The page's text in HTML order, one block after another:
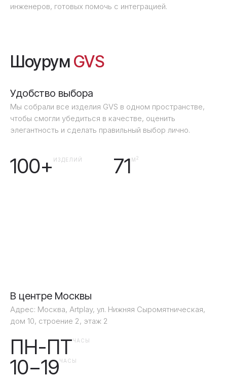
инженеров, готовых помочь с интеграцией.
Шоурум GVS
Удобство выбора
Мы собрали все изделия GVS в одном пространстве,
чтобы смогли убедиться в качестве, оценить
элегантность и сделать правильный выбор лично.
100+ ИЗДЕЛИЙ 71 М 2
В центре Москвы
Адрес: Москва, Artplay, ул. Нижняя Сыромятническая,
дом 10, строение 2, этаж 2
ПН-ПТЧАСЫ
10−19ЧАСЫ